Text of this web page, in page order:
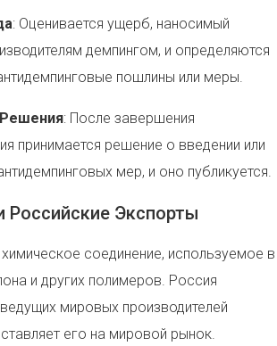
: Оценивается ущерб, наносимый
демпингом, и определяются
пошлины или меры.
: После завершения
принимается решение о введении или
мер, и оно публикуется.
Российские Экспорты
соединение, используемое в
и других полимеров. Россия
мировых производителей
его на мировой рынок.